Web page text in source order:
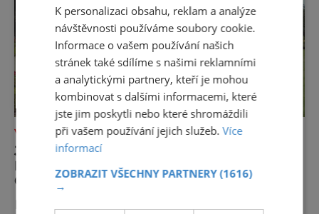
VÝLETY ZA POZNÁNÍM
JIH ČECH OKOUZLUJE – JEHO
ROMANTIKA LÁKÁ NÁVŠTĚVNÍKY Z
CELÉHO SVĚTA
Přestože byla vybíravá, zámek v Hluboké
K personalizaci obsahu, reklam a analýze
návštěvnosti používáme soubory cookie.
Informace o vašem používání našich
stránek také sdílíme s našimi reklamními
a analytickými partnery, kteří je mohou
kombinovat s dalšími informacemi, které
jste jim poskytli nebo které shromáždili
při vašem používání jejich služeb.Více
informací
ZOBRAZIT VŠECHNY PARTNERY(1616)
→